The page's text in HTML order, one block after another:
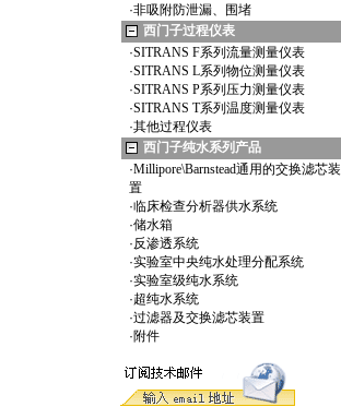
·非吸附防泄漏、围堵
西门子过程仪表
·SITRANS F系列流量测量仪表
·SITRANS L系列物位测量仪表
·SITRANS P系列压力测量仪表
·SITRANS T系列温度测量仪表
·其他过程仪表
西门子纯水系列产品
·Millipore\Barnstead通用的交换滤芯装
置
·临床检查分析器供水系统
·储水箱
·反渗透系统
·实验室中央纯水处理分配系统
·实验室级纯水系统
·超纯水系统
·过滤器及交换滤芯装置
·附件